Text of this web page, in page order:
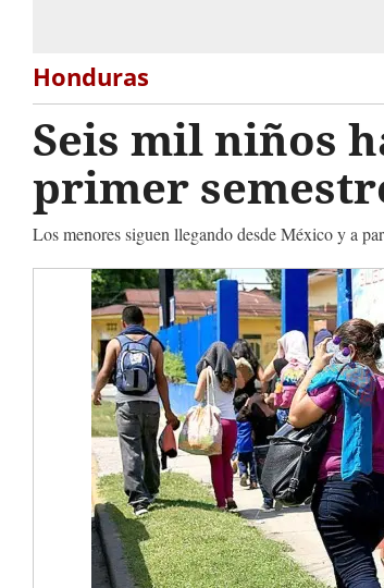
Honduras
Seis mil niños
primer
Los menores siguen llegando desde México y a